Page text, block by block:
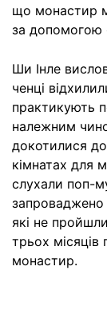
що монастир
за допомогою
Ши Інле
ченці
практикують
належним
докотилися
кімнатах для
слухали поп-
запроваджено
які не
трьох місяців
монастир.